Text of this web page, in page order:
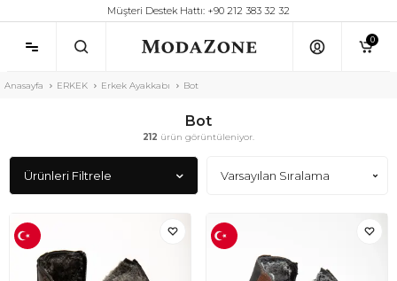
Müşteri Destek Hattı: +90 212 383 32 32
0
Anasayfa ERKEK Erkek Ayakkabı Bot
Bot
212 ürün görüntüleniyor.
Ürünleri Filtrele